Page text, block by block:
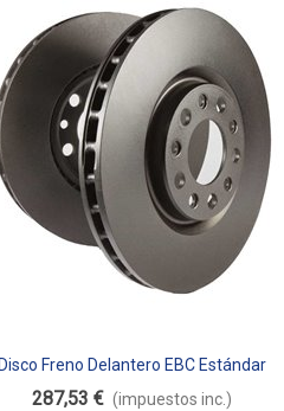
Añadir Al Carrito
Disco Freno Delantero EBC Estándar
D2203
287,53 € (impuestos inc.)